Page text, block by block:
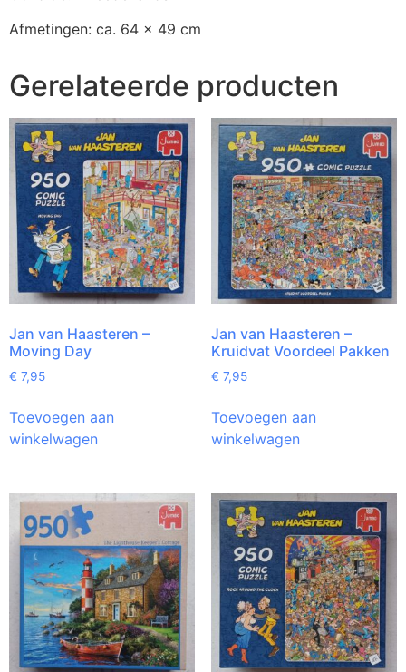
Afmetingen: ca. 64 x 49 cm
Gerelateerde producten
Jan van Haasteren –
Moving Day
€ 7,95
Toevoegen aan
winkelwagen
Jan van Haasteren –
Kruidvat Voordeel Pakken
€ 7,95
Toevoegen aan
winkelwagen